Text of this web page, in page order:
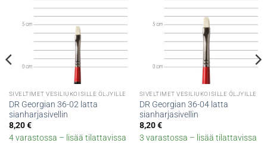
SIVELTIMET VESILIUKOISILLE ÖLJYILLE
DR Georgian 36-02 latta
sianharjasivellin
8,20€
4 varastossa – lisää tilattavissa
SIVELTIMET VESILIUKOISILLE ÖLJYILLE
DR Georgian 36-04 latta
sianharjasivellin
8,20€
3 varastossa – lisää tilattavissa